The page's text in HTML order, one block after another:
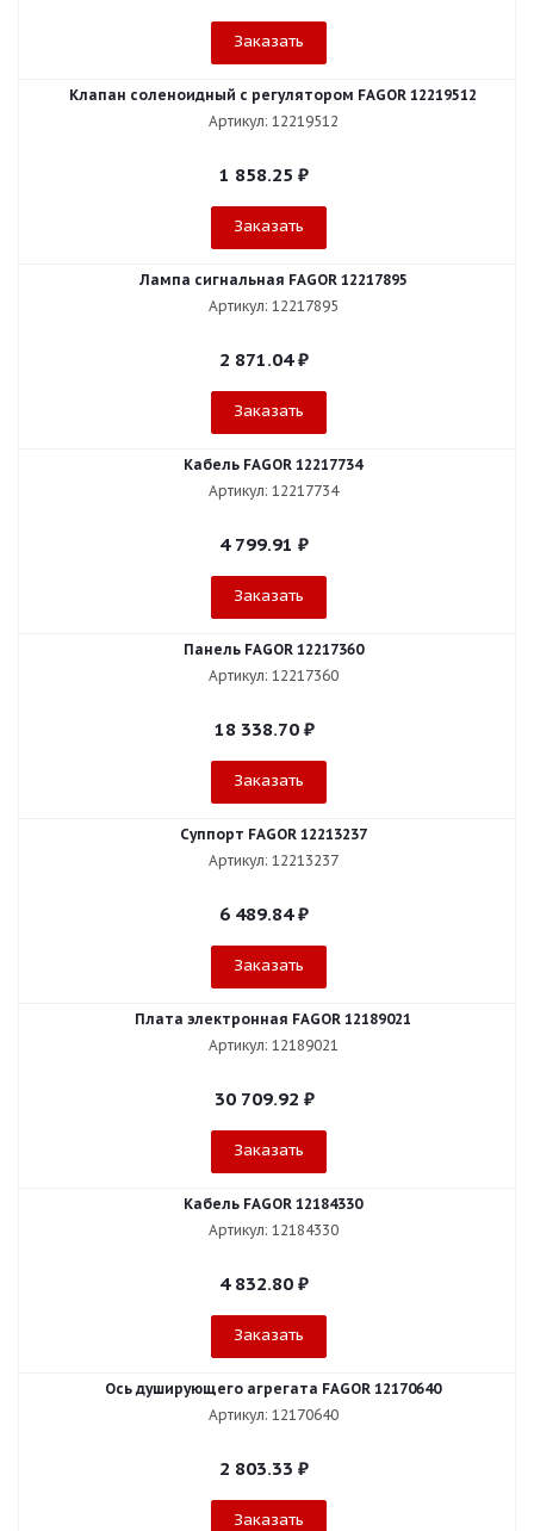
Заказать
Клапан соленоидный с регулятором FAGOR 12219512
Артикул: 12219512
1 858.25 ₽
Заказать
Лампа сигнальная FAGOR 12217895
Артикул: 12217895
2 871.04₽
Заказать
Кабель FAGOR 12217734
Артикул: 12217734
4 799.91 ₽
Заказать
Панель FAGOR 12217360
Артикул: 12217360
18 338.70₽
Заказать
Суппорт FAGOR 12213237
Артикул: 12213237
6 489.84₽
Заказать
Плата электронная FAGOR 12189021
Артикул: 12189021
30 709.92 ₽
Заказать
Кабель FAGOR 12184330
Артикул: 12184330
4 832.80 ₽
Заказать
Ось душирующего агрегата FAGOR 12170640
Артикул: 12170640
2 803.33 ₽
Заказать